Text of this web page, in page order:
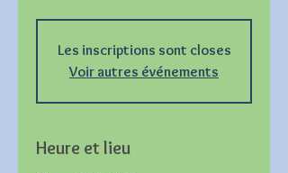
Les inscriptions sont closes
Voir autres événements
Heure et lieu